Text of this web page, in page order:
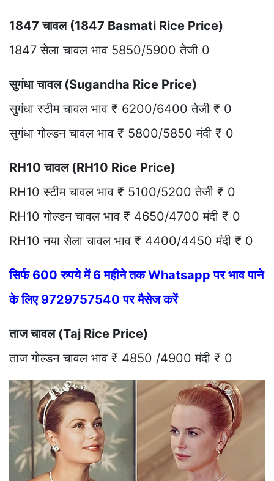
1847 चावल (1847 Basmati Rice Price)
1847 सेला चावल भाव 5850/5900 तेजी 0
सुगंधा चावल (Sugandha Rice Price)
सुगंधा स्टीम चावल भाव ₹ 6200/6400 तेजी ₹ 0
सुगंधा गोल्डन चावल भाव ₹ 5800/5850 मंदी ₹ 0
RH10 चावल (RH10 Rice Price)
RH10 स्टीम चावल भाव ₹ 5100/5200 तेजी ₹ 0
RH10 गोल्डन चावल भाव ₹ 4650/4700 मंदी ₹ 0
RH10 नया सेला चावल भाव ₹ 4400/4450 मंदी ₹ 0
सिर्फ 600 रुपये में 6 महीने तक Whatsapp पर भाव पाने
के लिए 9729757540 पर मैसेज करें
ताज चावल (Taj Rice Price)
ताज गोल्डन चावल भाव ₹ 4850 /4900 मंदी ₹ 0